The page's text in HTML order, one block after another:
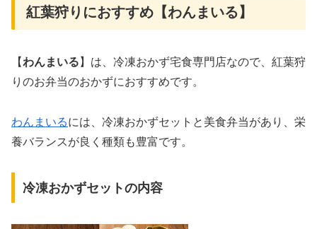
紅葉狩りにおすすめ【わんまいる】
【わんまいる 】は、冷凍おかず宅食専門店なので、紅葉狩
りのお弁当のおかずにおすすめです。
わんまいるには、冷凍おかずセットと美食弁当があり、栄
養バランスが良く種類も豊富です。
冷凍おかずセットの内容